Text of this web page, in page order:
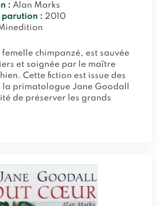
: Alan Marks
parution : 2010
femelle chimpanzé, est sauvée
et soignée par le maître
Cette fiction est issue des
la primatologue Jane Goodall
de préserver les grands